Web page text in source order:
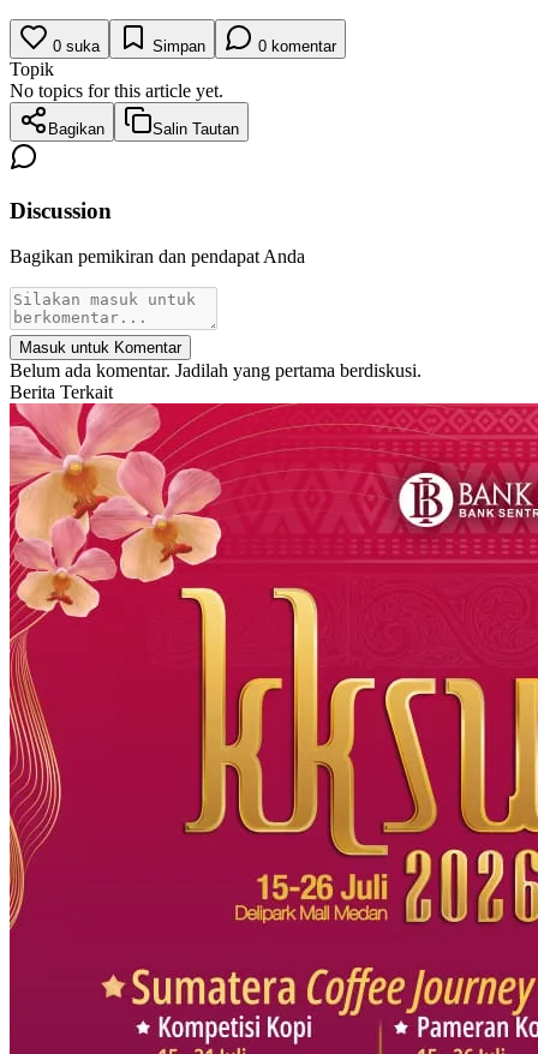
0 suka Simpan 0 komentar
Topik
No topics for this article yet.
Bagikan Salin Tautan
Discussion
Bagikan pemikiran dan pendapat Anda
Masuk untuk Komentar
Belum ada komentar. Jadilah yang pertama berdiskusi.
Berita Terkait